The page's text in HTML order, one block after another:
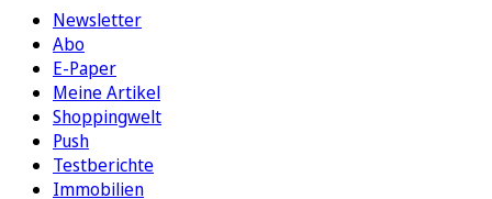
Newsletter
Abo
E-Paper
Meine Artikel
Shoppingwelt
Push
Testberichte
Immobilien